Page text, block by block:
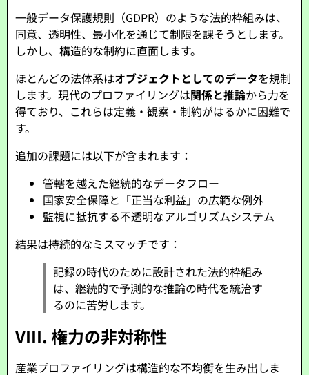
一般データ保護規則（GDPR）のような法的枠組みは、
同意、透明性、最小化を通じて制限を課そうとします。
しかし、構造的な制約に直面します。
ほとんどの法体系はオブジェクトとしてのデータを規制
します。現代のプロファイリングは関係と推論から力を
得ており、これらは定義・観察・制約がはるかに困難で
す。
追加の課題には以下が含まれます：
管轄を越えた継続的なデータフロー
国家安全保障と「正当な利益」の広範な例外
監視に抵抗する不透明なアルゴリズムシステム
結果は持続的なミスマッチです：
記録の時代のために設計された法的枠組み
は、継続的で予測的な推論の時代を統治す
るのに苦労します。
VIII. 権力の非対称性
産業プロファイリングは構造的な不均衡を生み出しま